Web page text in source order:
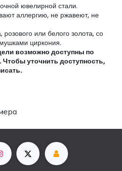
ювелирной стали.
аллергию, не ржавеют, не
или белого золота, со
циркония.
возможно доступны по
уточнить доступность,